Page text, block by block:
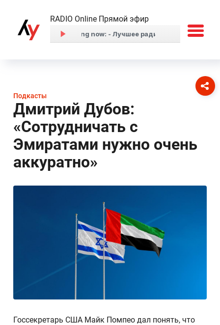
RADIO Online Прямой эфир
Подкасты
Дмитрий Дубов:
«Сотрудничать с
Эмиратами нужно очень
аккуратно»
Госсекретарь США Майк Помпео дал понять, что